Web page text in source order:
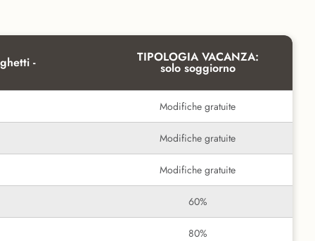
- TIPOLOGIA VACANZA:
solo soggiorno
Modifiche gratuite
Modifiche gratuite
Modifiche gratuite
60%
80%